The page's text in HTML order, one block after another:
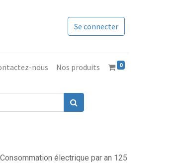
Se connecter
nous Nos produits 0
électrique par an 125